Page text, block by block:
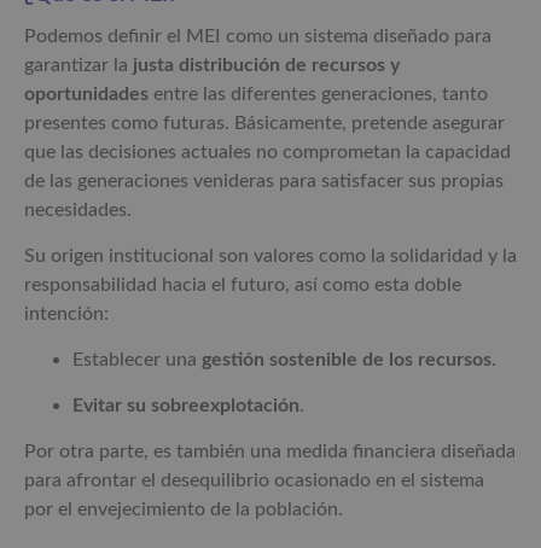
Podemos definir el MEI como un sistema diseñado para
garantizar la justa distribución de recursos y
oportunidades entre las diferentes generaciones, tanto
presentes como futuras. Básicamente, pretende asegurar
que las decisiones actuales no comprometan la capacidad
de las generaciones venideras para satisfacer sus propias
necesidades.
Su origen institucional son valores como la solidaridad y la
responsabilidad hacia el futuro, así como esta doble
intención:
Establecer una gestión sostenible de los recursos.
Evitar su sobreexplotación.
Por otra parte, es también una medida financiera diseñada
para afrontar el desequilibrio ocasionado en el sistema
por el envejecimiento de la población.